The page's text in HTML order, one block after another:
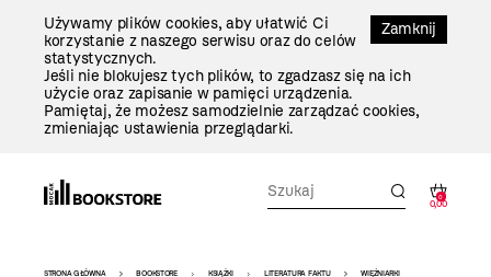
Zamknij
Używamy plików cookies, aby ułatwić Ci
korzystanie z naszego serwisu oraz do celów
statystycznych.
Jeśli nie blokujesz tych plików, to zgadzasz się na ich
użycie oraz zapisanie w pamięci urządzenia.
Pamiętaj, że możesz samodzielnie zarządzać cookies,
zmieniając ustawienia przeglądarki.
0
0,00
STRONA GŁÓWNA BOOKSTORE KSIĄŻKI LITERATURA FAKTU WIĘŹNIARKI